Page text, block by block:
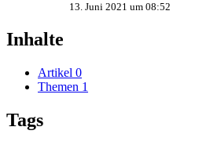
13. Juni 2021 um 08:52
Inhalte
Artikel 0
Themen 1
Tags